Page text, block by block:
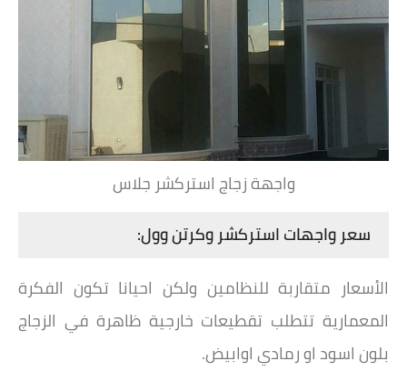
واجهة زجاج استركشر جلاس
سعر واجهات استركشر وكرتن وول:
‏الأسعار متقاربة للنظامين ولكن احيانا تكون الفكرة
المعمارية تتطلب تقطيعات خارجية ظاهرة في الزجاج
بلون اسود او رمادي اوابيض.